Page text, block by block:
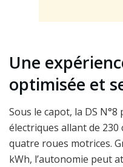
Une
optimisée et
Sous le capot, la DS
électriques allant de 230
quatre roues motrices.
kWh, l’autonomie peut